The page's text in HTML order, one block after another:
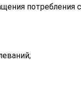
потребления